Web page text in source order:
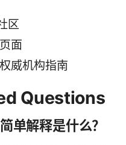
区
面
威机构指南
Questions
单解释是什么？